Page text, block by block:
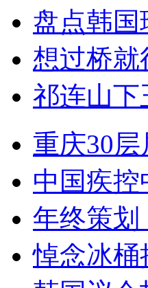
盘点韩国
想过桥就
祁连山下
重庆30
中国疾控
年终策划
悼念冰桶